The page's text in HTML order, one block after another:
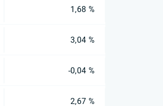
1,68 %
3,04 %
-0,04 %
2,67 %